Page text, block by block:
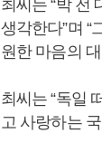
최씨는 “박 전
생각한다”며
원한 마음의
최씨는 “독일
고 사랑하는